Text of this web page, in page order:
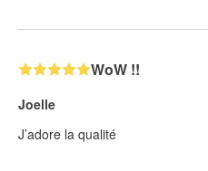
WoW !!
Joelle
J’adore la qualité